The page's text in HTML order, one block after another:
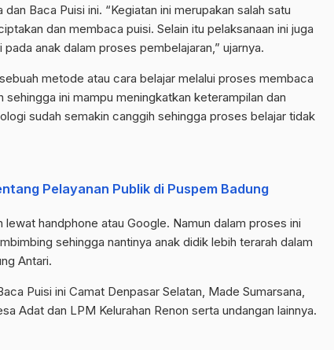
Baca Puisi ini. “Kegiatan ini merupakan salah satu
dan membaca puisi. Selain itu pelaksanaan ini juga
anak dalam proses pembelajaran,” ujarnya.
metode atau cara belajar melalui proses membaca
ini mampu meningkatkan keterampilan dan
sudah semakin canggih sehingga proses belajar tidak
Pelayanan Publik di Puspem Badung
handphone atau Google. Namun dalam proses ini
sehingga nantinya anak didik lebih terarah dalam
Antari.
Puisi ini Camat Denpasar Selatan, Made Sumarsana,
Adat dan LPM Kelurahan Renon serta undangan lainnya.